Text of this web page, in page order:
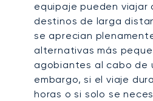
equipaje pueden viajar
destinos de larga
se aprecian
alternativas más
agobiantes al cabo de
embargo, si el viaje
horas o si solo se